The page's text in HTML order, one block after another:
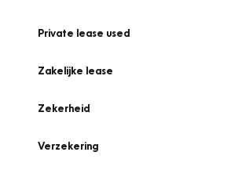
Private lease used
Zakelijke lease
Zekerheid
Verzekering